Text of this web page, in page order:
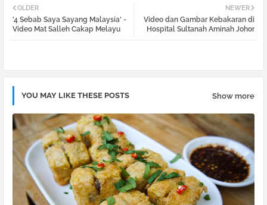
tter atsa
NEWER
Video dan Gambar Kebakaran di
Hospital Sultanah Aminah Johor
OLDER
'4 Sebab Saya Sayang Malaysia' -
Video Mat Salleh Cakap Melayu
YOU MAY LIKE THESE POSTS Show more